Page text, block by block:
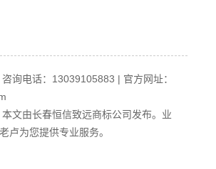
咨询电话：13039105883 | 官方网址：
本文由长春恒信致远商标公司发布。业
卢为您提供专业服务。